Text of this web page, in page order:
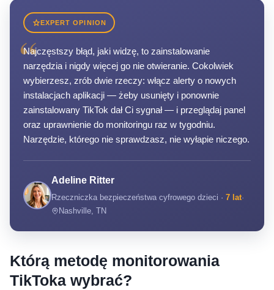
EXPERT OPINION
“
Najczęstszy błąd, jaki widzę, to zainstalowanie
narzędzia i nigdy więcej go nie otwieranie. Cokolwiek
wybierzesz, zrób dwie rzeczy: włącz alerty o nowych
instalacjach aplikacji — żeby usunięty i ponownie
zainstalowany TikTok dał Ci sygnał — i przeglądaj panel
oraz uprawnienie do monitoringu raz w tygodniu.
Narzędzie, którego nie sprawdzasz, nie wyłapie niczego.
Adeline Ritter
Rzeczniczka bezpieczeństwa cyfrowego dzieci · 7 lat·
Nashville, TN
Którą metodę monitorowania
TikToka wybrać?